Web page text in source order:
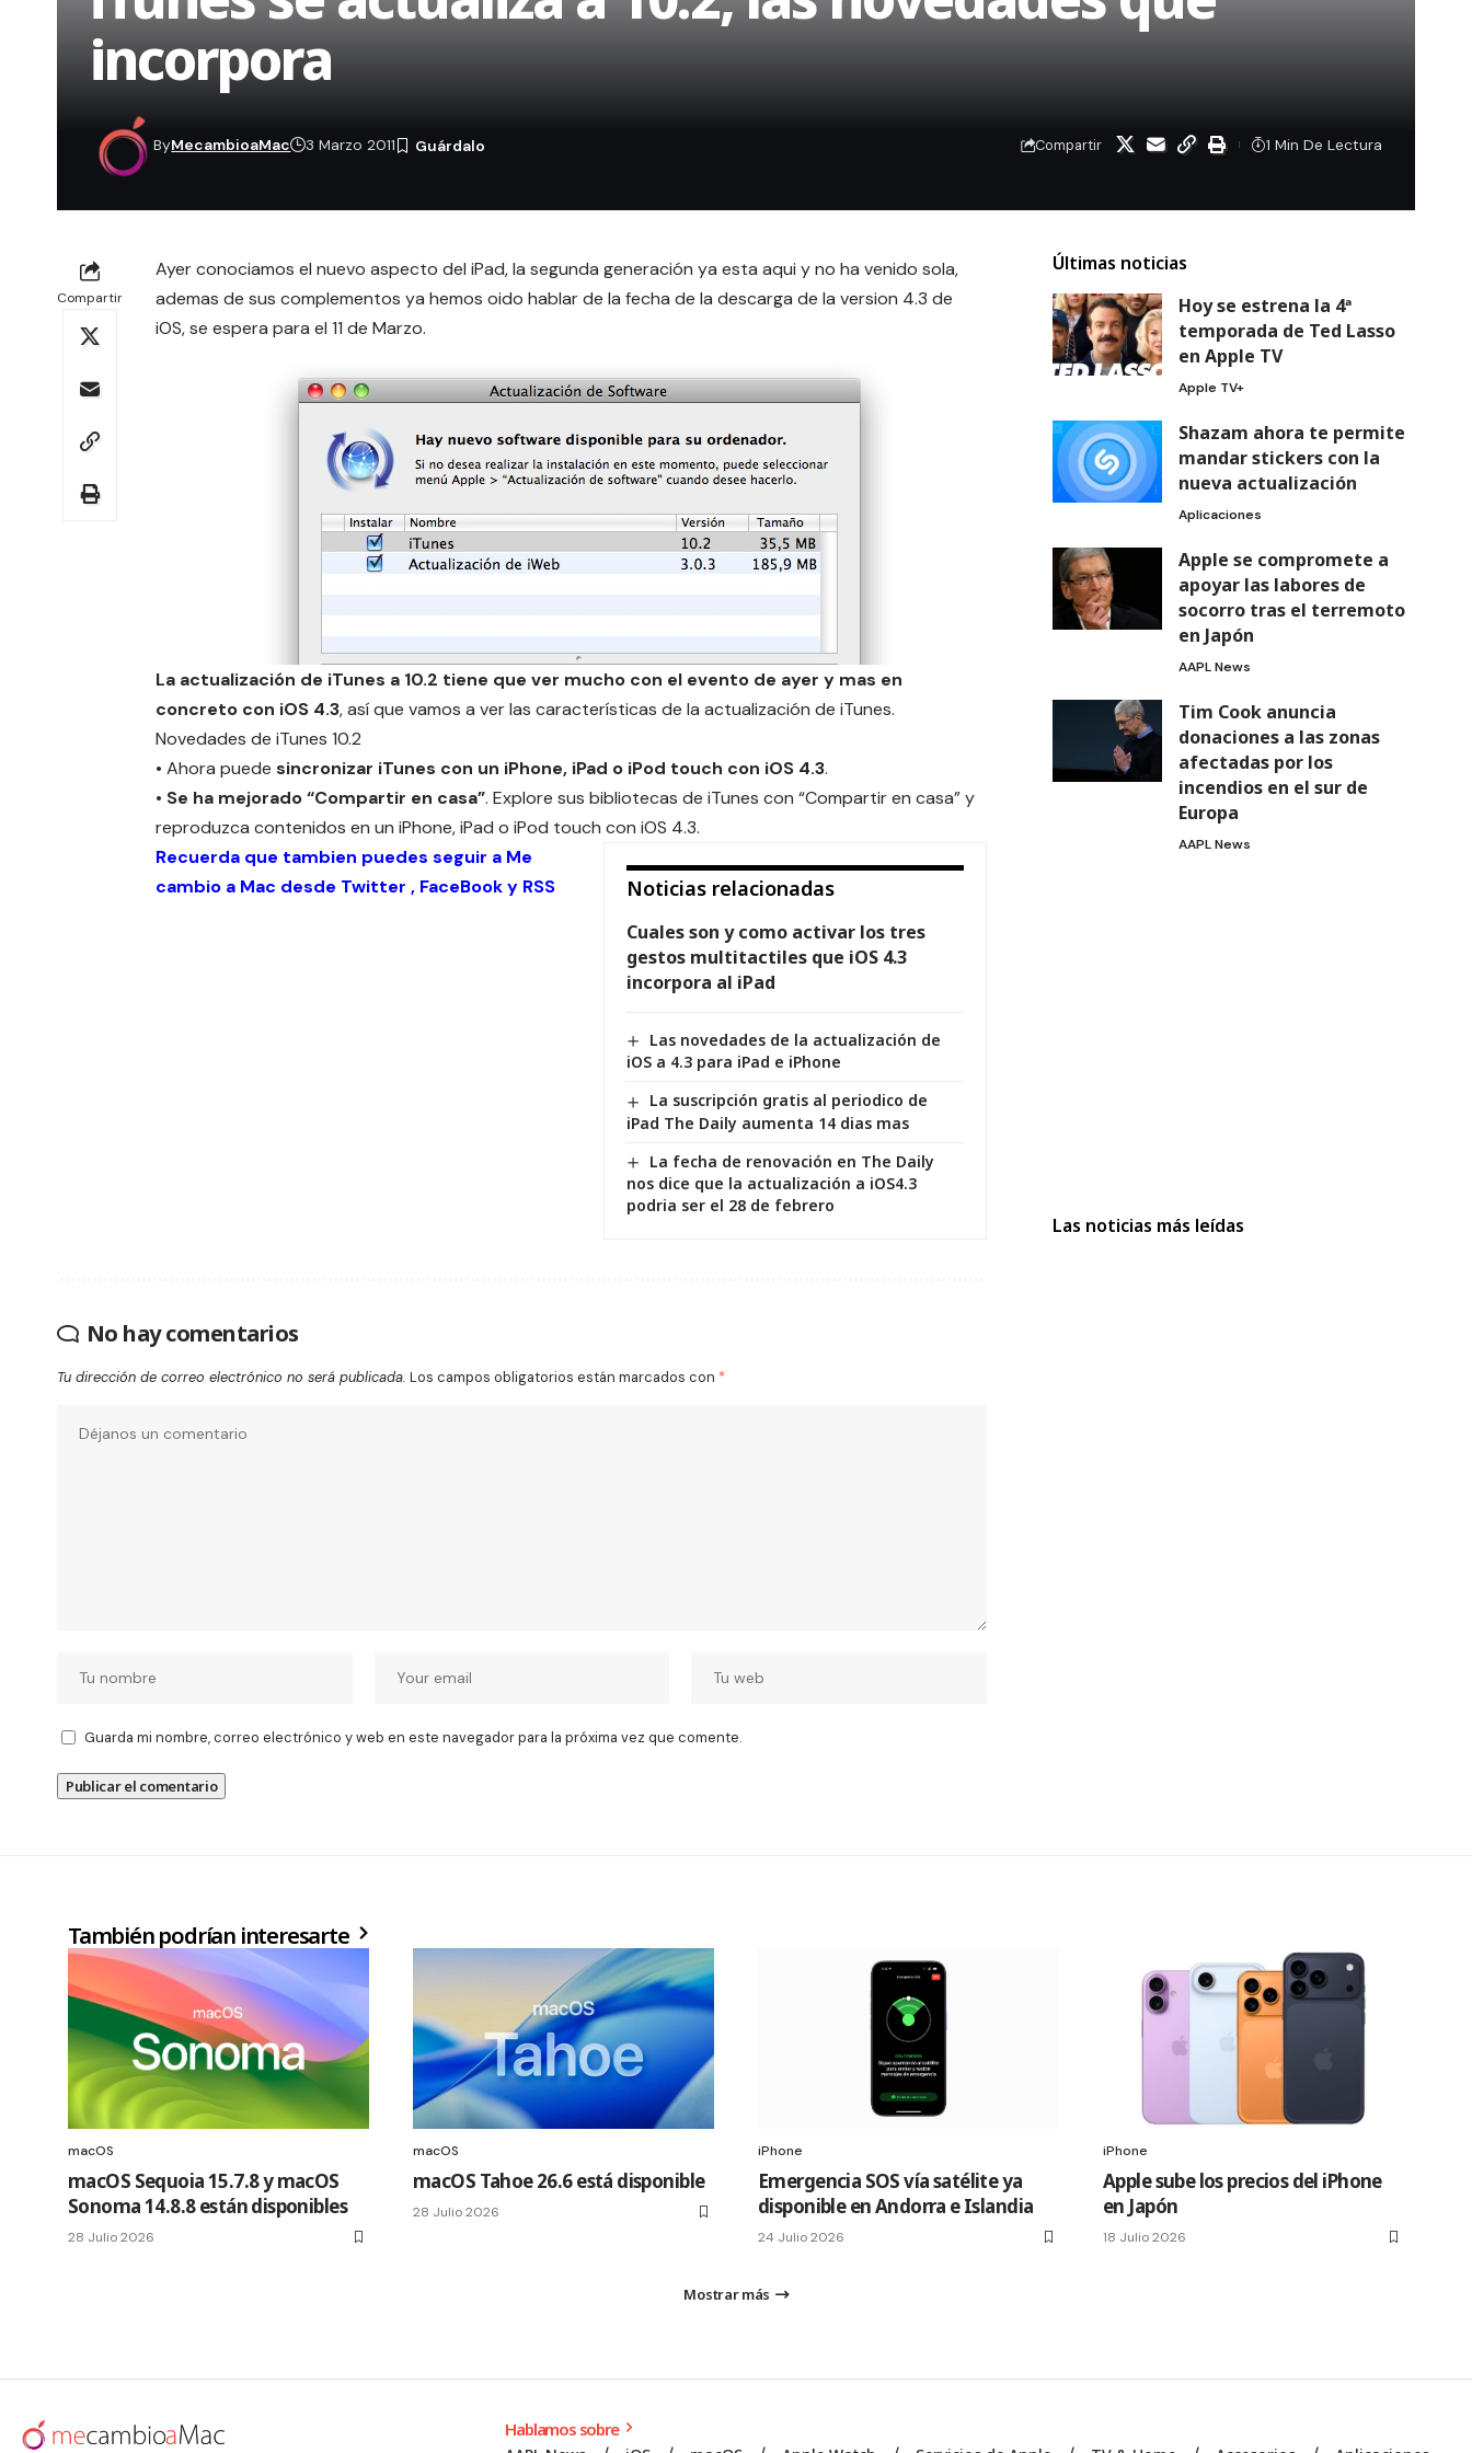
incorpora
ByMecambioaMac 3 Marzo 2011 Compartir 1 Min De Lectura
Compartir
Ayer conociamos el nuevo aspecto del iPad, la segunda generación ya esta aqui y no ha venido sola,
ademas de sus complementos ya hemos oido hablar de la fecha de la descarga de la version 4.3 de
iOS, se espera para el 11 de Marzo.
La actualización de iTunes a 10.2 tiene que ver mucho con el evento de ayer y mas en
concreto con iOS 4.3, así que vamos a ver las características de la actualización de iTunes.
Novedades de iTunes 10.2
• Ahora puede sincronizar iTunes con un iPhone, iPad o iPod touch con iOS 4.3.
• Se ha mejorado “Compartir en casa”. Explore sus bibliotecas de iTunes con “Compartir en casa” y
reproduzca contenidos en un iPhone, iPad o iPod touch con iOS 4.3.
Noticias relacionadas
Cuales son y como activar los tres
gestos multitactiles que iOS 4.3
incorpora al iPad
Las novedades de la actualización de
iOS a 4.3 para iPad e iPhone
La suscripción gratis al periodico de
iPad The Daily aumenta 14 dias mas
La fecha de renovación en The Daily
nos dice que la actualización a iOS4.3
podria ser el 28 de febrero
Recuerda que tambien puedes seguir a Me
cambio a Mac desde Twitter , FaceBooky RSS
No hay comentarios
Tu dirección de correo electrónico no será publicada. Los campos obligatorios están marcados con *
Guarda mi nombre, correo electrónico y web en este navegador para la próxima vez que comente.
Últimas noticias
Hoy se estrena la 4ª
temporada de Ted Lasso
en Apple TV
Apple TV+
Shazam ahora te permite
mandar stickers con la
nueva actualización
Aplicaciones
Apple se compromete a
apoyar las labores de
socorro tras el terremoto
en Japón
AAPL News
Tim Cook anuncia
donaciones a las zonas
afectadas por los
incendios en el sur de
Europa
AAPL News
Las noticias más leídas
También podrían interesarte
macOS
macOS Sequoia 15.7.8 y macOS
Sonoma 14.8.8 están disponibles
28 Julio 2026
macOS
macOS Tahoe 26.6 está disponible
28 Julio 2026
iPhone
Emergencia SOS vía satélite ya
disponible en Andorra e Islandia
24 Julio 2026
iPhone
Apple sube los precios del iPhone
en Japón
18 Julio 2026
Mostrar más
Hablamos sobre